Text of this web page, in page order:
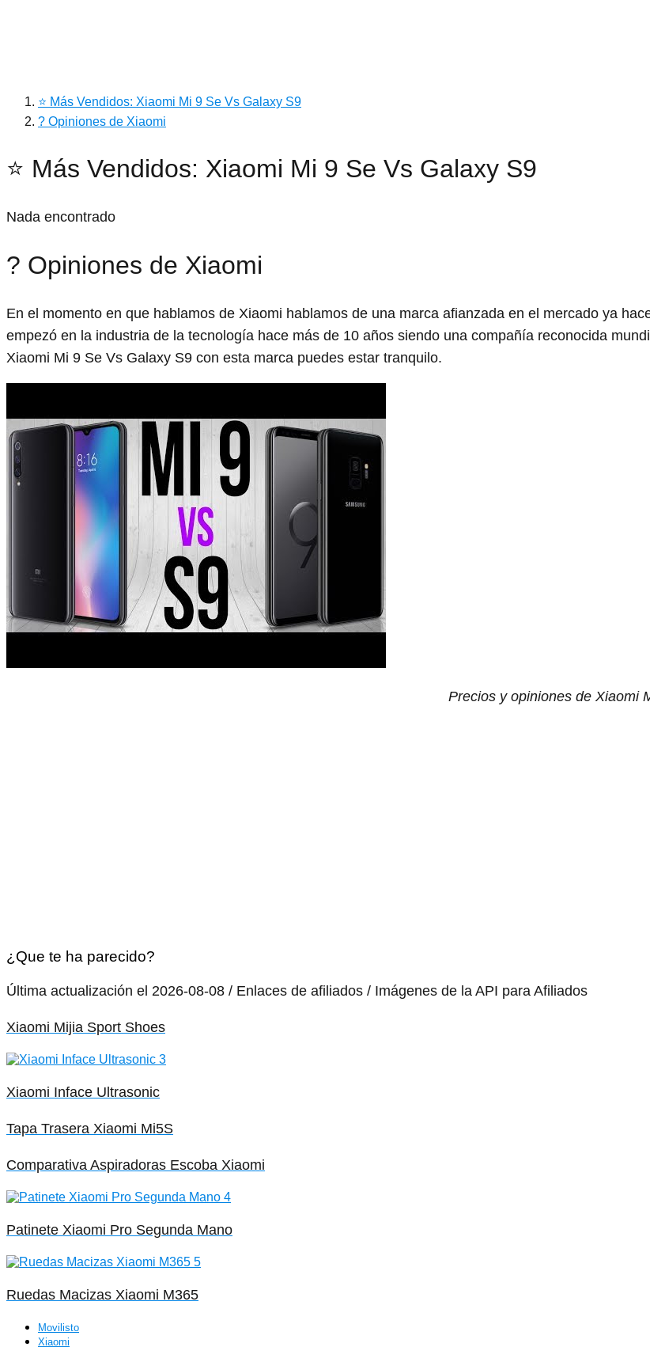
⭐ Más Vendidos: Xiaomi Mi 9 Se Vs Galaxy S9
? Opiniones de Xiaomi
⭐ Más Vendidos: Xiaomi Mi 9 Se Vs Galaxy S9
Nada encontrado
? Opiniones de Xiaomi
En el momento en que hablamos de Xiaomi hablamos de una marca afianzada en el mercado ya
empezó en la industria de la tecnología hace más de 10 años siendo una compañía reconocida
Xiaomi Mi 9 Se Vs Galaxy S9 con esta marca puedes estar tranquilo.
Precios y opiniones de Xiaomi
¿Que te ha parecido?
Última actualización el 2026-08-08 / Enlaces de afiliados / Imágenes de la API para Afiliados
Xiaomi Mijia Sport Shoes
Xiaomi Inface Ultrasonic
Tapa Trasera Xiaomi Mi5S
Comparativa Aspiradoras Escoba Xiaomi
Patinete Xiaomi Pro Segunda Mano
Ruedas Macizas Xiaomi M365
Movilisto
Xiaomi